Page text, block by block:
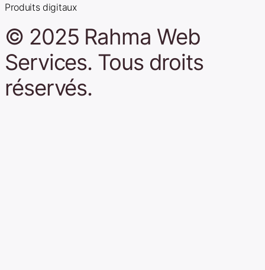
Produits digitaux
© 2025 Rahma Web
Services. Tous droits
réservés.